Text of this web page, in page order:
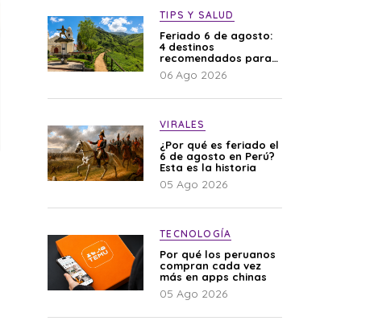
TIPS Y SALUD
Feriado 6 de agosto:
4 destinos
recomendados para
disfrutar el descanso
06 Ago 2026
VIRALES
¿Por qué es feriado el
6 de agosto en Perú?
Esta es la historia
05 Ago 2026
TECNOLOGÍA
Por qué los peruanos
compran cada vez
más en apps chinas
05 Ago 2026